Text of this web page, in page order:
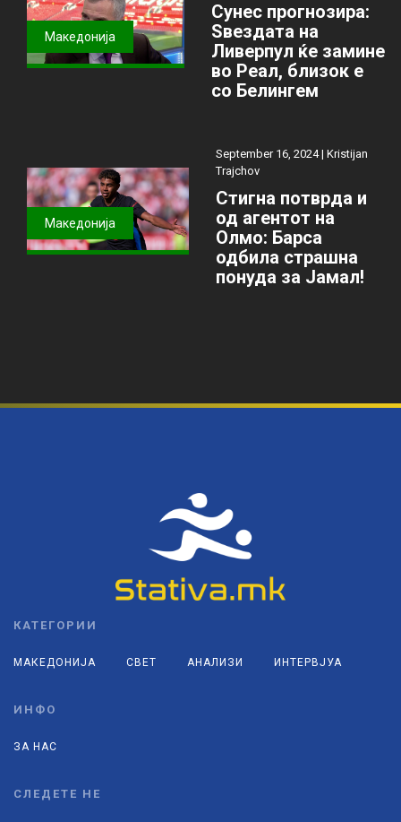
Македонија
Сунес прогнозира:
Ѕвездата на
Ливерпул ќе замине
во Реал, близок е
со Белингем
Македонија
September 16, 2024 | Kristijan
Trajchov
Стигна потврда и
од агентот на
Олмо: Барса
одбила страшна
понуда за Јамал!
КАТЕГОРИИ
МАКЕДОНИЈА СВЕТ АНАЛИЗИ ИНТЕРВЈУА
ИНФО
ЗА НАС
СЛЕДЕТЕ НЕ